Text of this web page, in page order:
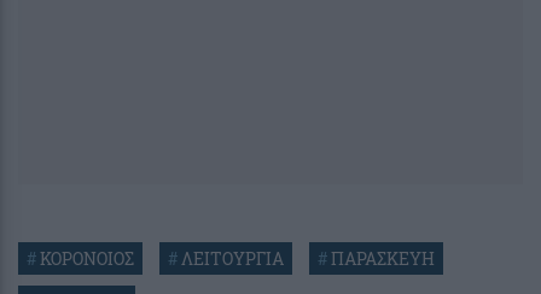
#ΚΟΡΟΝΟΙΟΣ #ΛΕΙΤΟΥΡΓΙΑ #ΠΑΡΑΣΚΕΥΗ